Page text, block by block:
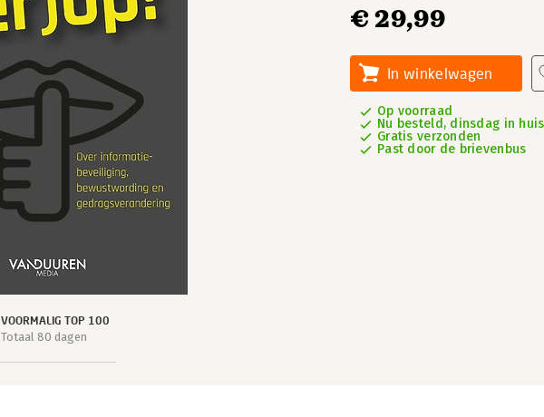
VOORMALIG TOP 100
Totaal 80 dagen
€ 29,99
In winkelwagen
Op voorraad
Nu besteld, dinsdag in huis
Gratis verzonden
Past door de brievenbus